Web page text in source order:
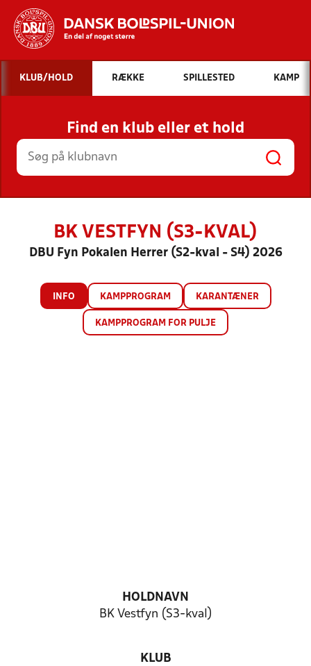
Hvad vil du søge efter?
INDHOLD OG NYHEDER
STILLINGER, RESULTATER, KLUBBER OG
HOLD
KLUB/HOLD RÆKKE SPILLESTED KAMP
Find en klub eller et hold
BK VESTFYN (S3-KVAL)
DBU Fyn Pokalen Herrer (S2-kval - S4) 2026
INFO KAMPPROGRAM KARANTÆNER
KAMPPROGRAM FOR PULJE
HOLDNAVN
BK Vestfyn (S3-kval)
KLUB